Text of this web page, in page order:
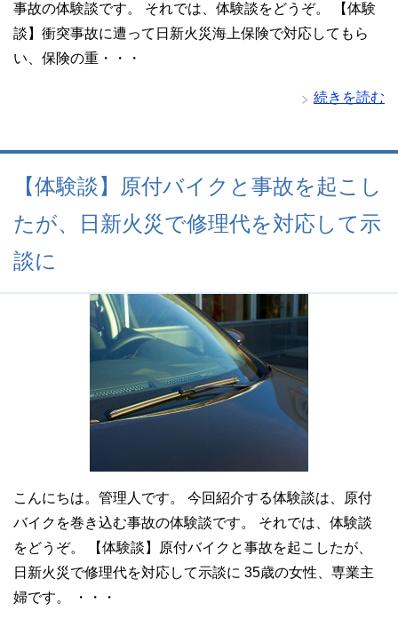
事故の体験談です。 それでは、体験談をどうぞ。 【体験
談】衝突事故に遭って日新火災海上保険で対応してもら
い、保険の重・・・
続きを読む
【体験談】原付バイクと事故を起こし
たが、日新火災で修理代を対応して示
談に
こんにちは。管理人です。 今回紹介する体験談は、原付
バイクを巻き込む事故の体験談です。 それでは、体験談
をどうぞ。 【体験談】原付バイクと事故を起こしたが、
日新火災で修理代を対応して示談に 35歳の女性、専業主
婦です。 ・・・